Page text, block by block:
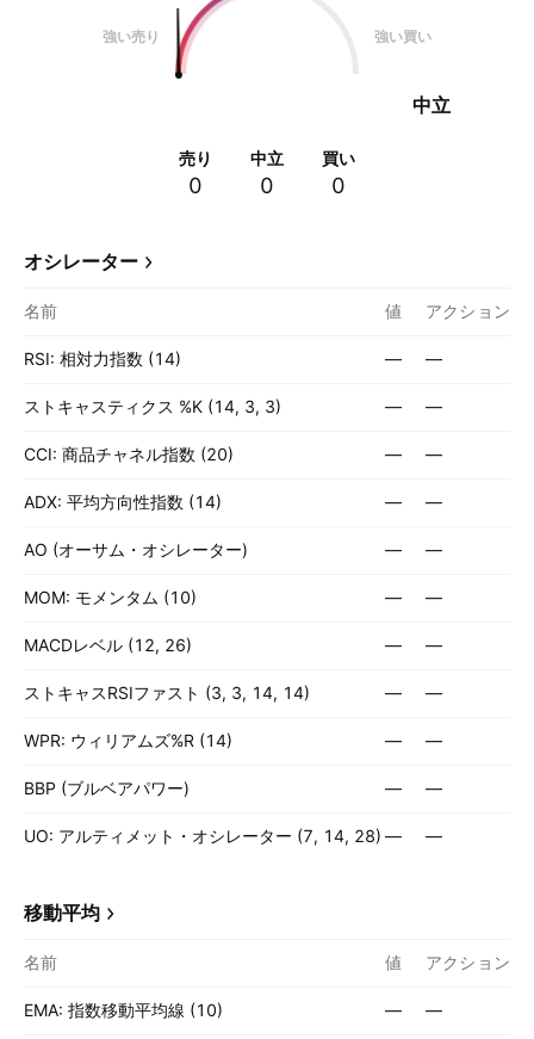
強い売り 強い買い
中立
売り
0
中立
0
買い
0
オシレーター
名前 値 アクション
RSI: 相対力指数 (14) — —
ストキャスティクス %K (14, 3, 3) — —
CCI: 商品チャネル指数 (20) — —
ADX: 平均方向性指数 (14) — —
AO (オーサム・オシレーター) — —
MOM: モメンタム (10) — —
MACDレベル (12, 26) — —
ストキャスRSIファスト (3, 3, 14, 14) — —
WPR: ウィリアムズ%R (14) — —
BBP (ブルベアパワー) — —
UO: アルティメット・オシレーター (7, 14, 28) — —
移動平均
名前 値 アクション
EMA: 指数移動平均線 (10) — —